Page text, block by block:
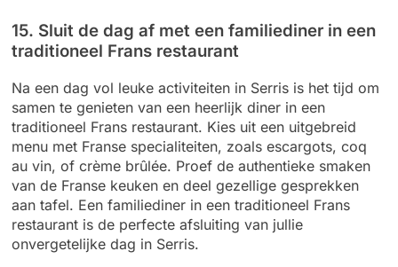
15. Sluit de dag af met een familiediner in een
traditioneel Frans restaurant
Na een dag vol leuke activiteiten in Serris is het tijd om
samen te genieten van een heerlijk diner in een
traditioneel Frans restaurant. Kies uit een uitgebreid
menu met Franse specialiteiten, zoals escargots, coq
au vin, of crème brûlée. Proef de authentieke smaken
van de Franse keuken en deel gezellige gesprekken
aan tafel. Een familiediner in een traditioneel Frans
restaurant is de perfecte afsluiting van jullie
onvergetelijke dag in Serris.